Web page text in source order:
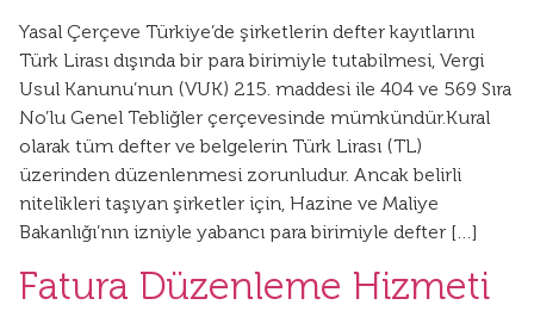
Yasal Çerçeve Türkiye’de şirketlerin defter kayıtlarını
Türk Lirası dışında bir para birimiyle tutabilmesi, Vergi
Usul Kanunu’nun (VUK) 215. maddesi ile 404 ve 569 Sıra
No’lu Genel Tebliğler çerçevesinde mümkündür.Kural
olarak tüm defter ve belgelerin Türk Lirası (TL)
üzerinden düzenlenmesi zorunludur. Ancak belirli
nitelikleri taşıyan şirketler için, Hazine ve Maliye
Bakanlığı’nın izniyle yabancı para birimiyle defter […]
Fatura Düzenleme Hizmeti